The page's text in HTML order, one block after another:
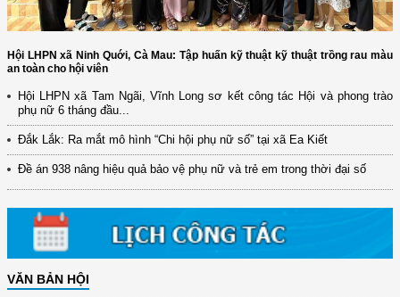
Hội LHPN xã Ninh Quới, Cà Mau: Tập huấn kỹ thuật kỹ thuật trồng rau màu
an toàn cho hội viên
Hội LHPN xã Tam Ngãi, Vĩnh Long sơ kết công tác Hội và phong trào
phụ nữ 6 tháng đầu...
Đắk Lắk: Ra mắt mô hình “Chi hội phụ nữ số” tại xã Ea Kiết
Đề án 938 nâng hiệu quả bảo vệ phụ nữ và trẻ em trong thời đại số
VĂN BẢN HỘI